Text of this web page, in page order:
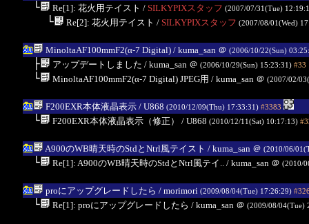
└ Re[1]: 花火用テイスト / SILKYPIXスタッフ (2007/07/31(Tue)
└ Re[2]: 花火用テイスト / SILKYPIXスタッフ (2007/08/01(Wed)
MinoltaAF100mmF2(α-7 Digital)/ kuma_san ＠ (2006/10/22(Sun)
├ アップデートしました / kuma_san ＠ (2006/10/29(Sun) 15:23:31) #33
└ MinoltaAF100mmF2(α-7 Digital) JPEG用 / kuma_san ＠ (2007/02/
F200EXR本体液晶表示/ U868 (2010/12/09(Thu) 17:33:31) #3383
└ F200EXR本体液晶表示（修正） / U868 (2010/12/11(Sat) 10:17:13)
A900のWB晴天時のStdとNtrl風テイスト / kuma_san ＠ (2010/06/
└ Re[1]: A900のWB晴天時のStdとNtrl風テイ../ kuma_san ＠ (2010/
proにアップグレードしたら / morimori (2009/08/04(Tue) 17:26:29)
└ Re[1]: proにアップグレードしたら / kuma_san ＠ (2009/08/04(Tue)